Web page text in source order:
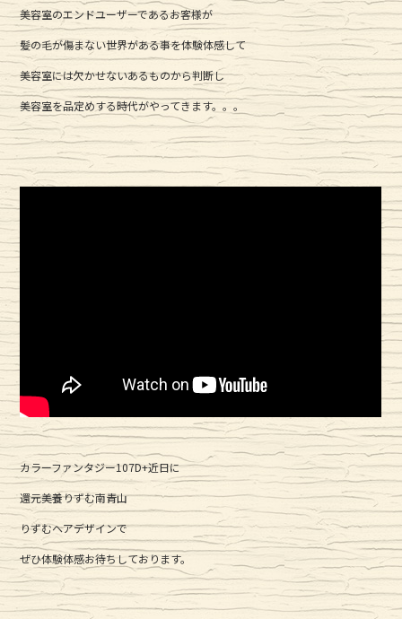
美容室のエンドユーザーであるお客様が
髪の毛が傷まない世界がある事を体験体感して
美容室には欠かせないあるものから判断し
美容室を品定めする時代がやってきます。。。
カラーファンタジー107D+近日に
還元美養りずむ南青山
りずむヘアデザインで
ぜひ体験体感お待ちしております。